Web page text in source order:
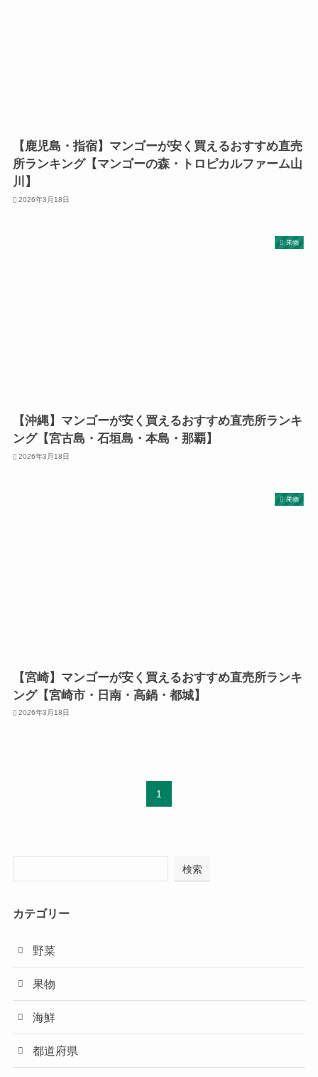
【鹿児島・指宿】マンゴーが安く買えるおすすめ直売
所ランキング【マンゴーの森・トロピカルファーム山
川】
2026年3月18日
果物
【沖縄】マンゴーが安く買えるおすすめ直売所ランキ
ング【宮古島・石垣島・本島・那覇】
2026年3月18日
果物
【宮崎】マンゴーが安く買えるおすすめ直売所ランキ
ング【宮崎市・日南・高鍋・都城】
2026年3月18日
1
検索
カテゴリー
野菜
果物
海鮮
都道府県